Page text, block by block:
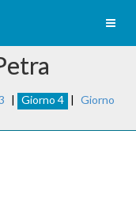
| Giorno 4 | Giorno